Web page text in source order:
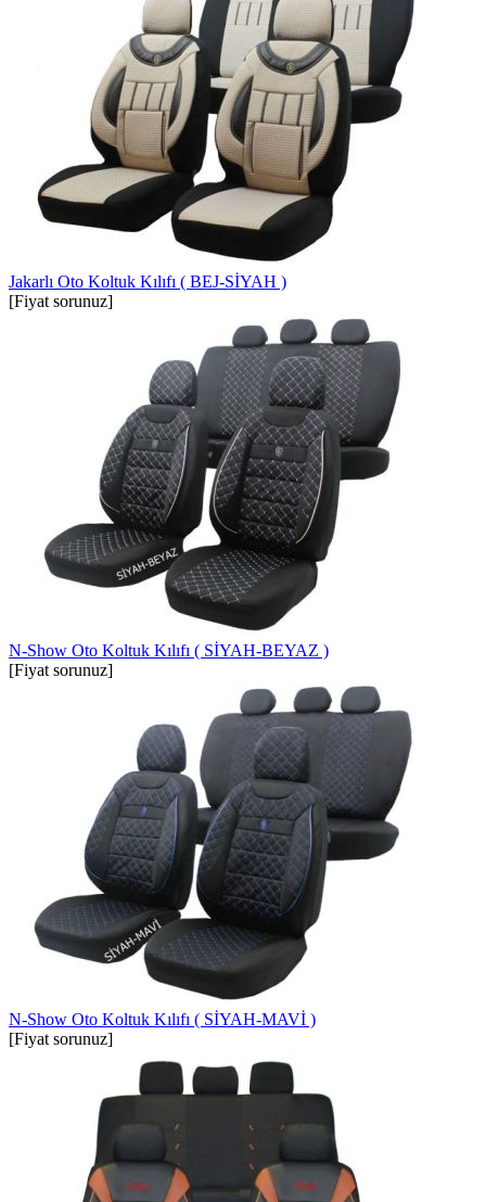
Jakarlı Oto Koltuk Kılıfı ( BEJ-SİYAH )
[Fiyat sorunuz]
N-Show Oto Koltuk Kılıfı ( SİYAH-BEYAZ )
[Fiyat sorunuz]
N-Show Oto Koltuk Kılıfı ( SİYAH-MAVİ )
[Fiyat sorunuz]